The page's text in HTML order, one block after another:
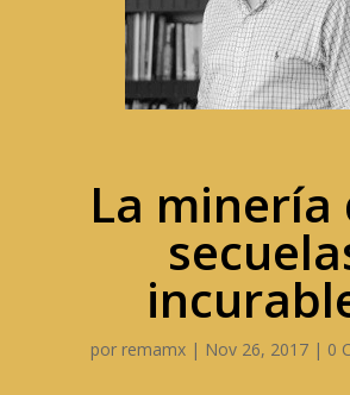
La minería
por remamx | Nov 26, 2017 | 0